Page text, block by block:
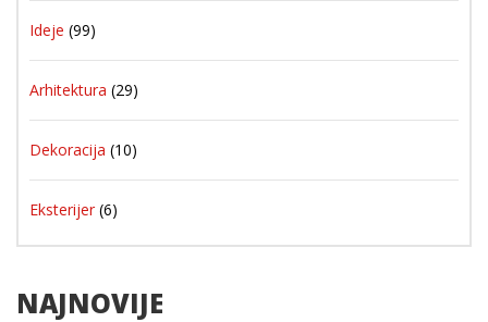
Ideje (99)
Arhitektura (29)
Dekoracija (10)
Eksterijer (6)
NAJNOVIJE